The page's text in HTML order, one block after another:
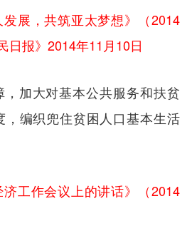
展，共筑亚太梦想》（2014
日报》2014年11月10日
加大对基本公共服务和扶贫
，编织兜住贫困人口基本生活
工作会议上的讲话》（2014